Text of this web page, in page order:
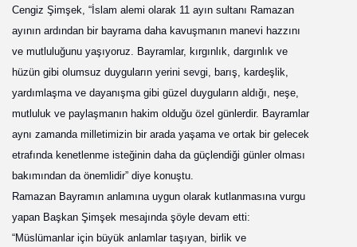
Cengiz Şimşek, “İslam alemi olarak 11 ayın sultanı Ramazan
ayının ardından bir bayrama daha kavuşmanın manevi hazzını
ve mutluluğunu yaşıyoruz. Bayramlar, kırgınlık, dargınlık ve
hüzün gibi olumsuz duyguların yerini sevgi, barış, kardeşlik,
yardımlaşma ve dayanışma gibi güzel duyguların aldığı, neşe,
mutluluk ve paylaşmanın hakim olduğu özel günlerdir. Bayramlar
aynı zamanda milletimizin bir arada yaşama ve ortak bir gelecek
etrafında kenetlenme isteğinin daha da güçlendiği günler olması
bakımından da önemlidir” diye konuştu.
Ramazan Bayramın anlamına uygun olarak kutlanmasına vurgu
yapan Başkan Şimşek mesajında şöyle devam etti:
“Müslümanlar için büyük anlamlar taşıyan, birlik ve